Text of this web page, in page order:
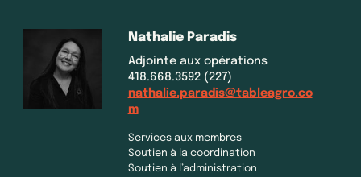
Nathalie Paradis
Adjointe aux opérations
418.668.3592 (227)
nathalie.paradis@tableagro.co
m
Services aux membres
Soutien à la coordination
Soutien à l’administration